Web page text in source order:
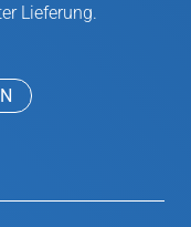
Lieferung.